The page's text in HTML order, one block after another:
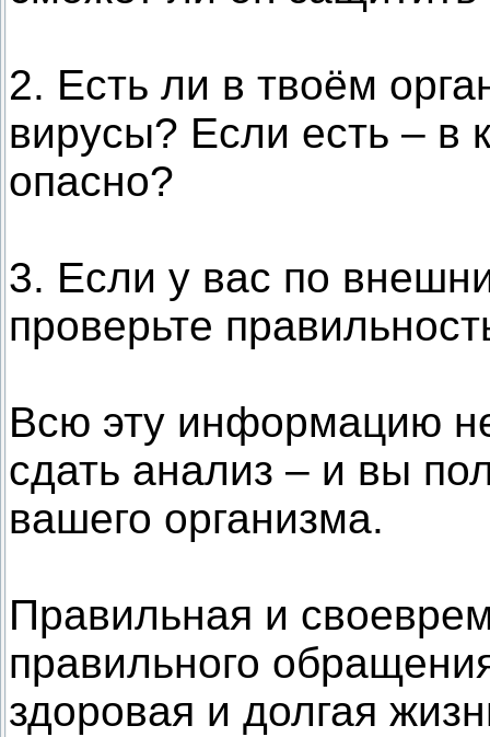
2. Есть ли в твоём
вирусы? Если есть – в
опасно?
3. Если у вас по
проверьте
Всю эту информацию
сдать анализ – и вы
вашего организма.
Правильная и
правильного
здоровая и долгая